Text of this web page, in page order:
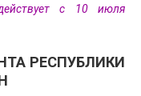
с 10 июля
РЕСПУБЛИКИ